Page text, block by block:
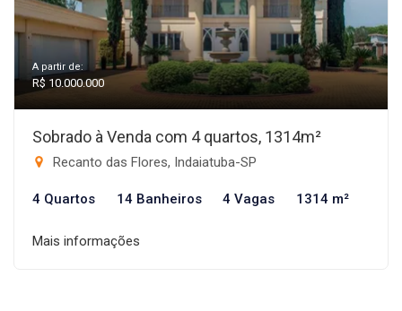
A partir de:
R$ 10.000.000
Sobrado à Venda com 4 quartos, 1314m²
Recanto das Flores, Indaiatuba-SP
4 Quartos 14 Banheiros 4 Vagas 1314 m²
Mais informações